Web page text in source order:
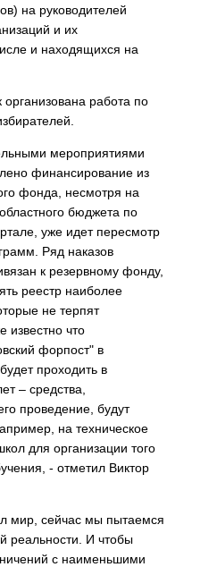
на руководителей
и их
и находящихся на
организована работа по
мероприятиями
финансирование из
фонда, несмотря на
бюджета по
уже идет пересмотр
Ряд наказов
к резервному фонду,
реестр наиболее
не терпят
известно что
форпост" в
проходить в
– средства,
проведение, будут
на техническое
для организации того
- отметил Виктор
мир, сейчас мы пытаемся
реальности. И чтобы
с наименьшими